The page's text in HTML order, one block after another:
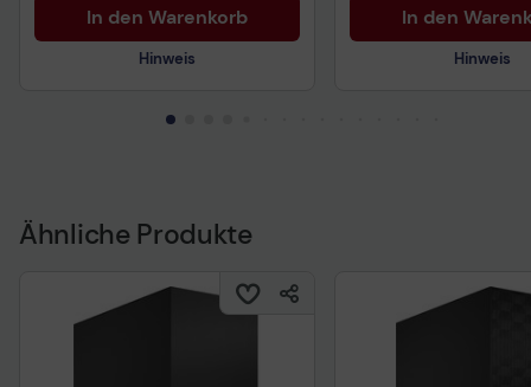
In den Warenkorb
Hinweis
In den
Hinweis
Ähnliche Produkte